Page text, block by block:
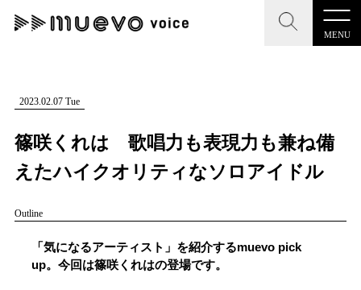
MENU
CLOSE
記事を検索する
人気ワード
#男性SSW #ポップス #女性SSW
CLOSE
"読者の声を形にする”音楽特化メディア
MENU
記事一覧
2023.02.07 Tue
篠咲くれは 歌唱力も表現力も兼ね備
えたハイクオリティなソロアイドル
Outline
「気になるアーティスト」を紹介するmuevo pick
up。今回は篠咲くれはの登場です。